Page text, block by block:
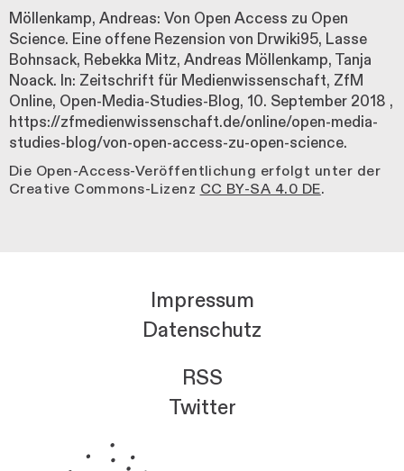
Möllenkamp, Andreas: Von Open Access zu Open
Science. Eine offene Rezension von Drwiki95, Lasse
Bohnsack, Rebekka Mitz, Andreas Möllenkamp, Tanja
Noack. In: Zeitschrift für Medienwissenschaft, ZfM
Online, Open-Media-Studies-Blog, 10. September 2018 ,
https://zfmedienwissenschaft.de/online/open-media-
studies-blog/von-open-access-zu-open-science.
Die Open-Access-Veröffentlichung erfolgt unter der
Creative Commons-Lizenz CC BY-SA 4.0 DE.
Impressum
Datenschutz
RSS
Twitter